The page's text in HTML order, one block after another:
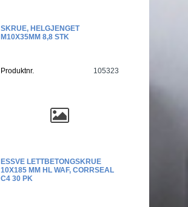
SKRUE, HELGJENGET
M10X35MM 8,8 STK
Produktnr. 105323
ESSVE LETTBETONGSKRUE
10X185 MM HL WAF, CORRSEAL
C4 30 PK